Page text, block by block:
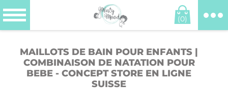
(0)
MAILLOTS DE BAIN POUR ENFANTS |
COMBINAISON DE NATATION POUR
BEBE - CONCEPT STORE EN LIGNE
SUISSE